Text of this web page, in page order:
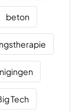
beton
Tech